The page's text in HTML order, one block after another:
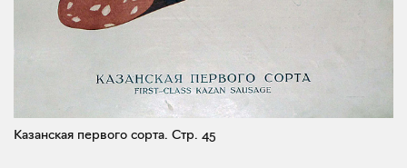
Казанская первого сорта. Стр. 45